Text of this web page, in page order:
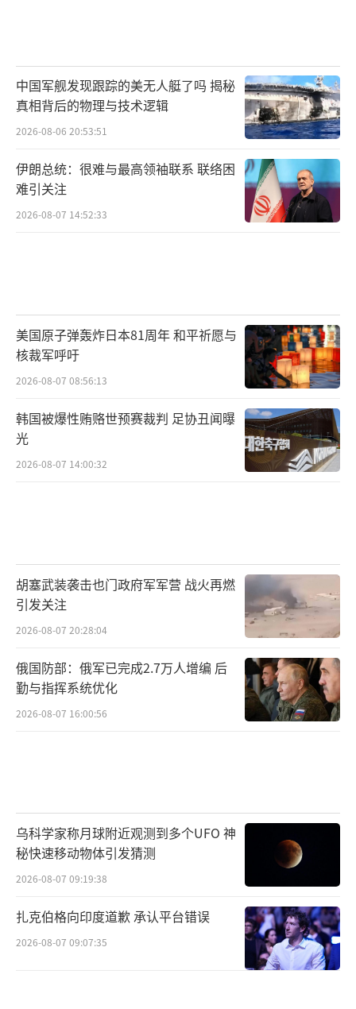
中国军舰发现跟踪的美无人艇了吗 揭秘
真相背后的物理与技术逻辑
2026-08-06 20:53:51
伊朗总统：很难与最高领袖联系 联络困
难引关注
2026-08-07 14:52:33
美国原子弹轰炸日本81周年 和平祈愿与
核裁军呼吁
2026-08-07 08:56:13
韩国被爆性贿赂世预赛裁判 足协丑闻曝
光
2026-08-07 14:00:32
胡塞武装袭击也门政府军军营 战火再燃
引发关注
2026-08-07 20:28:04
俄国防部：俄军已完成2.7万人增编 后
勤与指挥系统优化
2026-08-07 16:00:56
乌科学家称月球附近观测到多个UFO 神
秘快速移动物体引发猜测
2026-08-07 09:19:38
扎克伯格向印度道歉 承认平台错误
2026-08-07 09:07:35